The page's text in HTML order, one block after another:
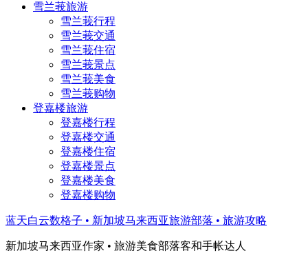
雪兰莪旅游
雪兰莪行程
雪兰莪交通
雪兰莪住宿
雪兰莪景点
雪兰莪美食
雪兰莪购物
登嘉楼旅游
登嘉楼行程
登嘉楼交通
登嘉楼住宿
登嘉楼景点
登嘉楼美食
登嘉楼购物
蓝天白云数格子 • 新加坡马来西亚旅游部落 • 旅游攻略
新加坡马来西亚作家 • 旅游美食部落客和手帐达人